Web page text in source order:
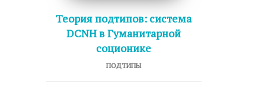
Теория подтипов: система
DCNH в Гуманитарной
соционике
ПОДТИПЫ